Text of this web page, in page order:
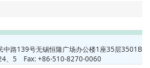
中路139号无锡恒隆广场办公楼1座35层3501B
、5 Fax: +86-510-8270-0060